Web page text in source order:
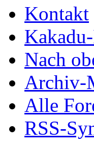
Kontakt
Nach
Archiv-
Alle
RSS-